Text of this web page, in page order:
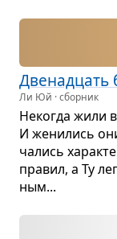
Две­на­дцать
Ли Юй · сборник
Неко­гда жили
И жени­лись
ча­лись
пра­вил, а Ту
ным...